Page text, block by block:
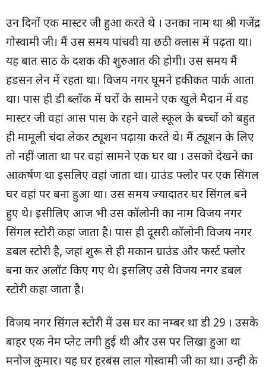
उन दिनों एक मास्टर जी हुआ करते थे । उनका नाम था श्री गजेंद्र
गोस्वामी जी। मैं उस समय पांचवी या छठी क्लास में पढ़ता था।
यह बात साठ के दशक की शुरुआत की होगी। उस समय मैं
हडसन लेन में रहता था। विजय नगर घूमने हकीकत पार्क आता
था। पास ही डी ब्लॉक में घरों के सामने एक खुले मैदान में वह
मास्टर जी वहां आस पास के रहने वाले स्कूल के बच्चों को बहुत
ही मामूली चंदा लेकर ट्यूशन पढ़ाया करते थे। मैं ट्यूशन के लिए
तो नहीं जाता था पर वहां सामने एक घर था । उसको देखने का
आकर्षण था इसलिए वहां जाता था। ग्राउंड फ्लोर पर एक सिंगल
घर वहां पर बना हुआ था। उस समय ज्यादातर घर सिंगल बने
हुए थे। इसीलिए आज भी उस कॉलोनी का नाम विजय नगर
सिंगल स्टोरी कहा जाता है। पास ही दूसरी कॉलोनी विजय नगर
डबल स्टोरी है, जहां शुरू से ही मकान ग्राउंड और फर्स्ट फ्लोर
बना कर अलॉट किए गए थे। इसलिए उसे विजय नगर डबल
स्टोरी कहा जाता है।
विजय नगर सिंगल स्टोरी में उस घर का नम्बर था डी 29 । उसके
बाहर एक नेम प्लेट लगी हुई थी और उस पर लिखा हुआ था
मनोज कुमार। यह घर हरबंस लाल गोस्वामी जी का था। उन्ही के